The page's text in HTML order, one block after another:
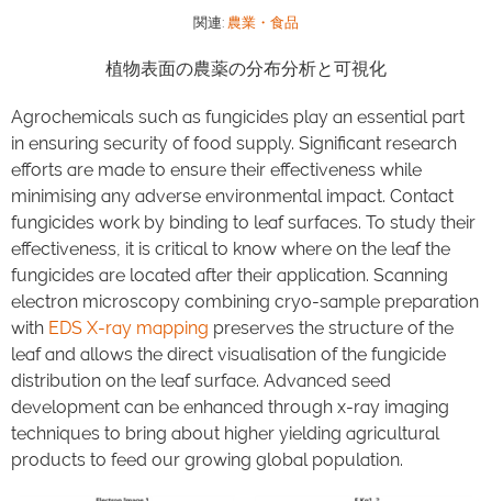
関連: 農業・食品
植物表面の農薬の分布分析と可視化
Agrochemicals such as fungicides play an essential part
in ensuring security of food supply. Significant research
efforts are made to ensure their effectiveness while
minimising any adverse environmental impact. Contact
fungicides work by binding to leaf surfaces. To study their
effectiveness, it is critical to know where on the leaf the
fungicides are located after their application. Scanning
electron microscopy combining cryo-sample preparation
with EDS X-ray mapping preserves the structure of the
leaf and allows the direct visualisation of the fungicide
distribution on the leaf surface. Advanced seed
development can be enhanced through x-ray imaging
techniques to bring about higher yielding agricultural
products to feed our growing global population.